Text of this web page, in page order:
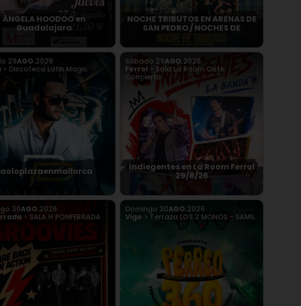
ÁNGELA HOODOO en
Guadalajara
NOCHE TRIBUTOS EN ARENAS DE
SAN PEDRO / NOCHES DE
29AGO.2026
> Discoteca Latin Magic
Sábado 29AGO.2026
Ferrol > Sala La Room Café
Concierto
Indiegentes en La Room Ferrol
29/8/26
30AGO.2026
> SALA H PONFERRADA
Domingo 30AGO.2026
Vigo > Terraza LOS 3 MONOS - SAMIL